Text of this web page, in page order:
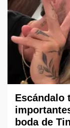
Escándalo
boda de